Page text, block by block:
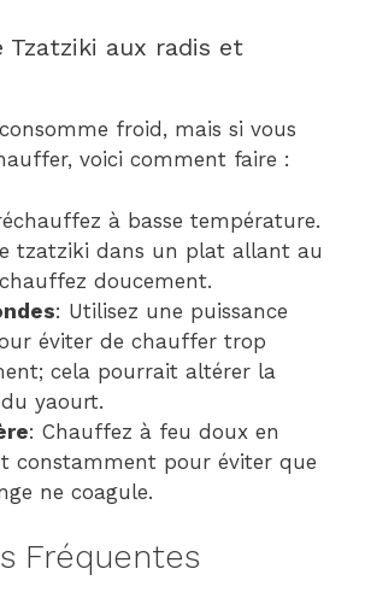
Tzatziki aux radis et
froid, mais si vous
voici comment faire :
à basse température.
tzatziki dans un plat allant au
doucement.
: Utilisez une puissance
éviter de chauffer trop
cela pourrait altérer la
yaourt.
: Chauffez à feu doux en
constamment pour éviter que
ne coagule.
Fréquentes